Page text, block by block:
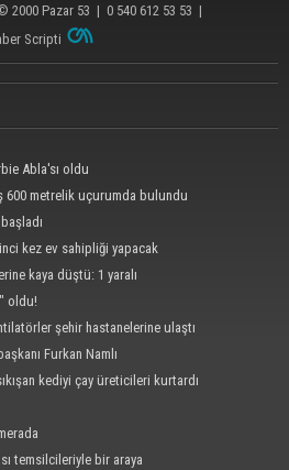
2000 Pazar 53 | 0 540 612 53 53 |
Scripti
Abla'sı oldu
600 metrelik uçurumda bulundu
kez ev sahipliği yapacak
kaya düştü: 1 yaralı
oldu!
şehir hastanelerine ulaştı
Furkan Namlı
kediyi çay üreticileri kurtardı
temsilcileriyle bir araya